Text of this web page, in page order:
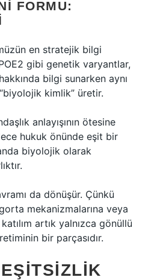
FORMU:
en stratejik bilgi
gibi genetik varyantlar,
bilgi sunarken aynı
kimlik” üretir.
anlayışının ötesine
hukuk önünde eşit bir
biyolojik olarak
da dönüşür. Çünkü
mekanizmalarına veya
artık yalnızca gönüllü
bir parçasıdır.